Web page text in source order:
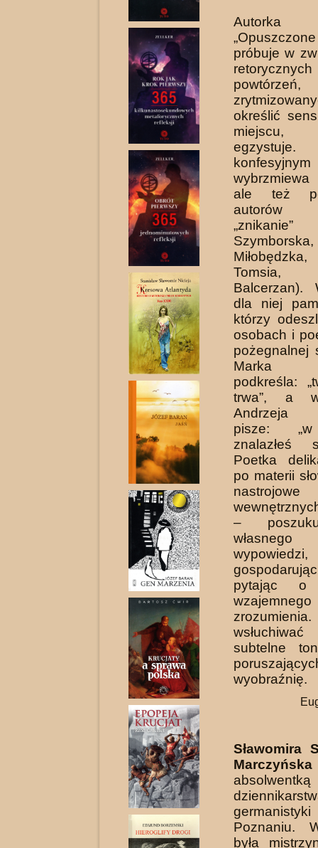
próbuje w
powtórzeń,
określić
ale też
autorów
„znikanie”
Tomsia,
Balcerzan).
dla niej
którzy
osobach i
pożegnalnej
Marka
podkreśla:
trwa”, a
Andrzeja
pisze: „w
znalazłeś
Poetka
po materii
–
wypowiedzi,
pytając o
wzajemnego
subtelne
wyobraźnię.
Sławomira
Marczyńska
absolwent­ką
Poznaniu.
była